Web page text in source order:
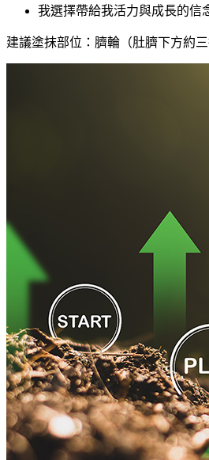
我選擇帶給我活力與成長的信
建議塗抹部位：臍輪（肚臍下方約三